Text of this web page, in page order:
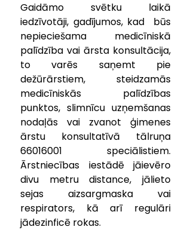
Gaidāmo svētku laikā
iedzīvotāji, gadījumos, kad  būs
nepieciešama medicīniskā
palīdzība vai ārsta konsultācija,
to varēs saņemt pie
dežūrārstiem, steidzamās
medicīniskās palīdzības
punktos, slimnīcu uzņemšanas
nodaļās vai zvanot ģimenes
ārstu konsultatīvā tālruņa
66016001 speciālistiem.
Ārstniecības iestādē jāievēro
divu metru distance, jālieto
sejas aizsargmaska vai
respirators, kā arī regulāri
jādezinficē rokas.